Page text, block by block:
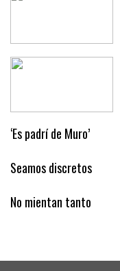
‘Es padrí de Muro’
Seamos discretos